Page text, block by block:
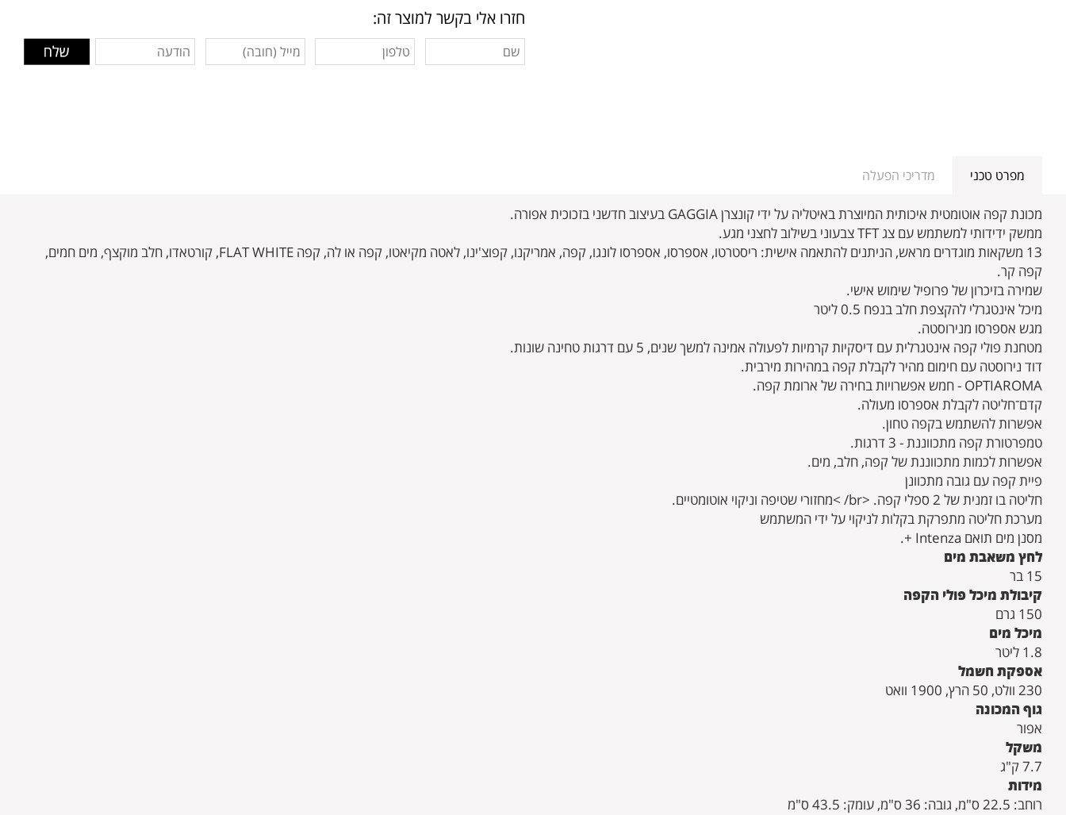
חזרו אלי בקשר למוצר זה:
מפרט טכני מדריכי הפעלה
מכונת קפה אוטומטית איכותית המיוצרת באיטליה על ידי קונצרן GAGGIA בעיצוב חדשני בזכוכית אפורה.
ממשק ידידותי למשתמש עם צג TFT צבעוני בשילוב לחצני מגע.
13 משקאות מוגדרים מראש, הניתנים להתאמה אישית: ריסטרטו, אספרסו, אספרסו לונגו, קפה, אמריקנו, קפוצ'ינו, לאטה מקיאטו, קפה או לה, קפה FLAT WHITE, קורטאדו, חלב מוקצף, מים חמים,
קפה קר.
שמירה בזיכרון של פרופיל שימוש אישי.
מיכל אינטגרלי להקצפת חלב בנפח 0.5 ליטר
מגש אספרסו מנירוסטה.
מטחנת פולי קפה אינטגרלית עם דיסקיות קרמיות לפעולה אמינה למשך שנים, 5 עם דרגות טחינה שונות.
דוד נירוסטה עם חימום מהיר לקבלת קפה במהירות מירבית.
OPTIAROMA - חמש אפשרויות בחירה של ארומת קפה.
קדם־חליטה לקבלת אספרסו מעולה.
אפשרות להשתמש בקפה טחון.
טמפרטורת קפה מתכווננת - 3 דרגות.
אפשרות לכמות מתכווננת של קפה, חלב, מים.
פיית קפה עם גובה מתכוונן
חליטה בו זמנית של 2 ספלי קפה. <br/ >מחזורי שטיפה וניקוי אוטומטיים.
מערכת חליטה מתפרקת בקלות לניקוי על ידי המשתמש
מסנן מים תואם Intenza +.
לחץ משאבת מים
15 בר
קיבולת מיכל פולי הקפה
150 גרם
מיכל מים
1.8 ליטר
אספקת חשמל
230 וולט, 50 הרץ, 1900 וואט
גוף המכונה
אפור
משקל
7.7 ק"ג
מידות
רוחב: 22.5 ס"מ, גובה: 36 ס"מ, עומק: 43.5 ס"מ